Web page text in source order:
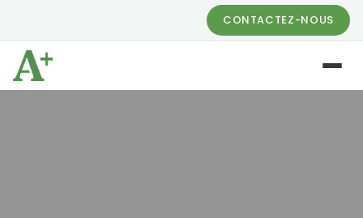
CONTACTEZ-NOUS